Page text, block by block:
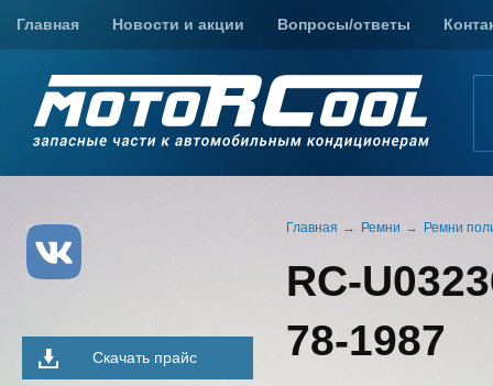
Главная Новости и акции Вопросы/ответы
Главная Ремни Ремни
RC-
78-1987
Скачать прайс